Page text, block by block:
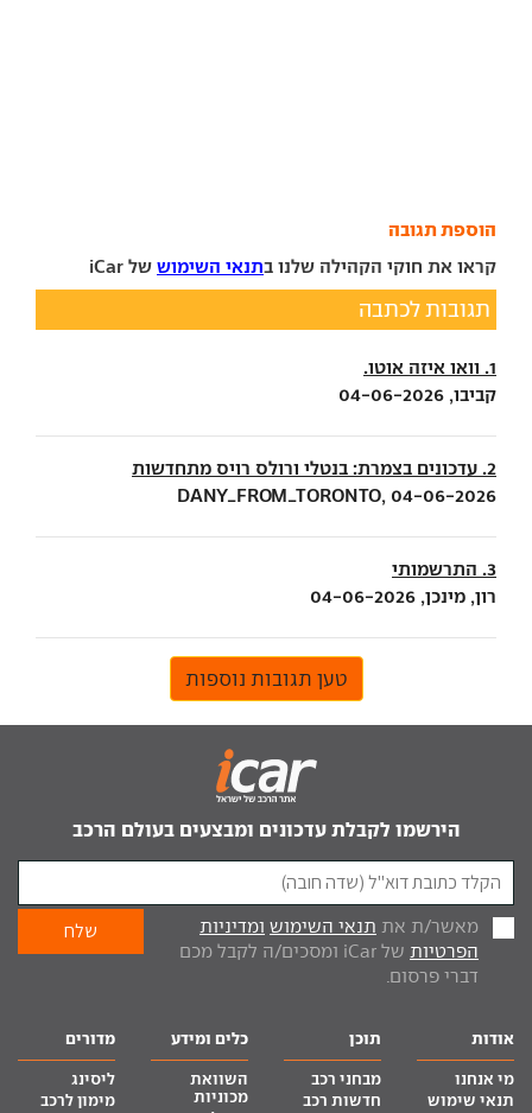
הוספת תגובה
קראו את חוקי הקהילה שלנו בתנאי השימוש של iCar
תגובות לכתבה
1. וואו איזה אוטו.
קביבו, 04-06-2026
2. עדכונים בצמרת: בנטלי ורולס רויס מתחדשות
DANY_FROM_TORONTO, 04-06-2026
3. התרשמותי
רון, מינכן, 04-06-2026
טען תגובות נוספות
הירשמו לקבלת עדכונים ומבצעים בעולם הרכב
מאשר/ת את תנאי השימוש ומדיניות
הפרטיות
של iCar ומסכים/ה לקבל מכם
דברי פרסום.
אודות
מי אנחנו
תנאי שימוש
תוכן
מבחני רכב
חדשות רכב
כלים ומידע
השוואת
מכוניות
מדורים
ליסינג
מימון לרכב